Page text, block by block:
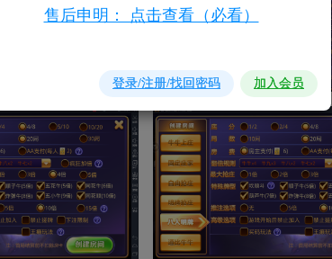
售后申明： 点击查看（必看）
登录/注册/找回密码 加入会员